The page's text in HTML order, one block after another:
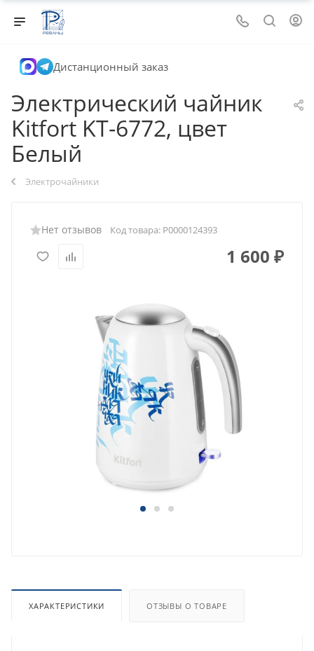
Дистанционный заказ
Электрический чайник
Kitfort KT-6772, цвет
Белый
Электрочайники
Нет отзывов Код товара: Р0000124393
1 600 ₽
ХАРАКТЕРИСТИКИ ОТЗЫВЫ О ТОВАРЕ